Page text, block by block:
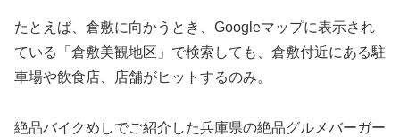
たとえば、倉敷に向かうとき、Googleマップに表示され
ている「倉敷美観地区」で検索しても、倉敷付近にある駐
車場や飲食店、店舗がヒットするのみ。
絶品バイクめしでご紹介した兵庫県の絶品グルメバーガー